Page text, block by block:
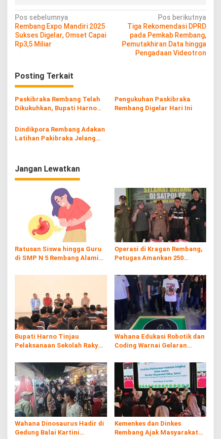
N
a
v
g
a
s
p
o
Pos sebelumnya
Rembang Expo Mandiri 2025
Sukses Digelar, Omset Capai
Rp3,5 Miliar
Pos berikutnya
Tiga Rekomendasi DPRD
pada Pemkab Rembang,
Pemutakhiran Data hingga
Pengadaan Videotron
Posting Terkait
Paskibraka Rembang Telah
Dikukuhkan, Bupati Harno
Pengukuhan Paskibraka
Rembang Digelar Hari Ini
Dindikpora Rembang Adakan
Latihan Pakibraka Jelang
Jangan Lewatkan
Ratusan Siswa hingga Guru
di SMP N 5 Rembang Alami
Operasi di Kragan Rembang,
Petugas Amankan 250
Bupati Harno Tinjau
Pelaksanaan Sekolah Rakyat
Wahana Edukasi Robotik dan
Coding Warnai Gelaran
Wahana Dinosaurus Hadir di
Gedung Balai Kartini
Kemenkes dan Dinkes
Rembang Ajak Masyarakat